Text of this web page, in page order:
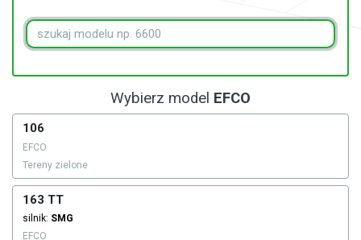
Wybierz model EFCO
106
EFCO
Tereny zielone
163 TT
silnik: SMG
EFCO